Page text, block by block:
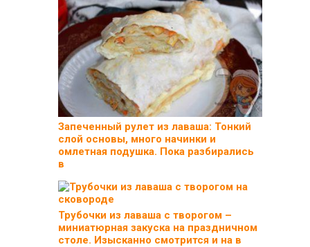
Запеченный рулет из лаваша: Тонкий
слой основы, много начинки и
омлетная подушка. Пока разбирались
в
Трубочки из лаваша с творогом –
миниатюрная закуска на праздничном
столе. Изысканно смотрится и на в